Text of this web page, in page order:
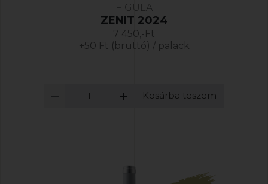
FIGULA
ZENIT 2024
7 450,-Ft
+50 Ft (bruttó) / palack
Kosárba teszem